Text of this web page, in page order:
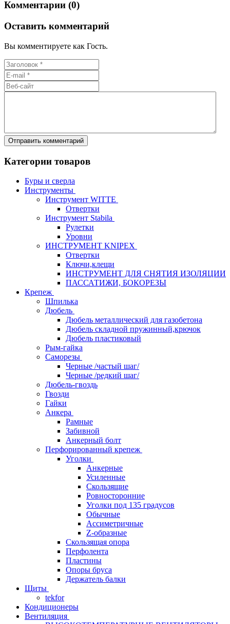
Комментарии (0)
Оставить комментарий
Вы комментируете как Гость.
Категории товаров
Буры и сверла
Инструменты
Инструмент WITTE
Отвертки
Инструмент Stabila
Рулетки
Уровни
ИНСТРУМЕНТ KNIPEX
Отвертки
Ключи,клещи
ИНСТРУМЕНТ ДЛЯ СНЯТИЯ ИЗОЛЯЦИИ
ПАССАТИЖИ, БОКОРЕЗЫ
Крепеж
Шпилька
Дюбель
Дюбель металлический для газобетона
Дюбель складной пружинный,крючок
Дюбель пластиковый
Рым-гайка
Саморезы
Черные /частый шаг/
Черные /редкий шаг/
Дюбель-гвоздь
Гвозди
Гайки
Анкера
Рамные
Забивной
Анкерный болт
Перфорированный крепеж
Уголки
Анкерные
Усиленные
Скользящие
Ровносторонние
Уголки под 135 градусов
Обычные
Ассиметричные
Z-образные
Скользящая опора
Перфолента
Пластины
Опоры бруса
Держатель балки
Щиты
tekfor
Кондиционеры
Вентиляция